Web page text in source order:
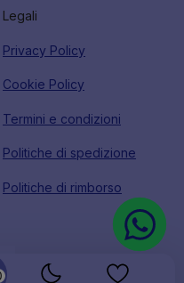
Legali
Privacy Policy
Cookie Policy
Termini e condizioni
Politiche di spedizione
Politiche di rimborso